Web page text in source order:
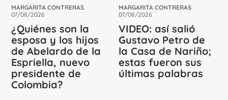
MARGARITA CONTRERAS
07/08/2026
¿Quiénes son la
esposa y los hijos
de Abelardo de la
Espriella, nuevo
presidente de
Colombia?
MARGARITA CONTRERAS
07/08/2026
VIDEO: así salió
Gustavo Petro de
la Casa de Nariño;
estas fueron sus
últimas palabras